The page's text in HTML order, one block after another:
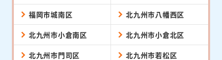
福岡市城南区 北九州市八幡西区
北九州市小倉南区 北九州市小倉北区
北九州市門司区 北九州市若松区